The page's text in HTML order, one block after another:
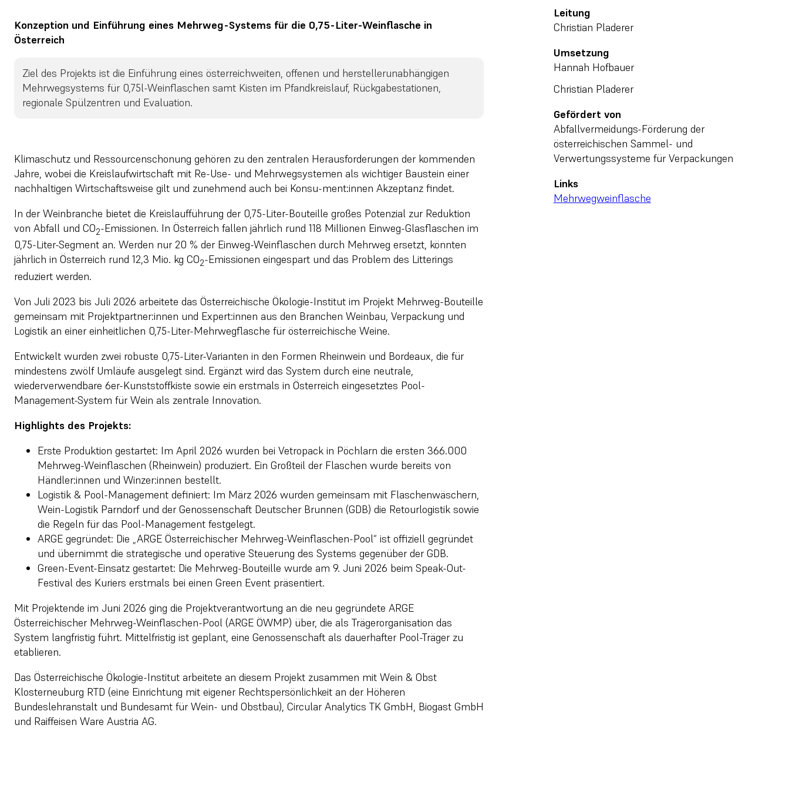
Konzeption und Einführung eines Mehrweg-Systems für die 0,75-Liter-Weinflasche in
Österreich
Ziel des Projekts ist die Einführung eines österreichweiten, offenen und herstellerunabhängigen
Mehrwegsystems für 0,75l-Weinflaschen samt Kisten im Pfandkreislauf, Rückgabestationen,
regionale Spülzentren und Evaluation.
Klimaschutz und Ressourcenschonung gehören zu den zentralen Herausforderungen der kommenden
Jahre, wobei die Kreislaufwirtschaft mit Re-Use- und Mehrwegsystemen als wichtiger Baustein einer
nachhaltigen Wirtschaftsweise gilt und zunehmend auch bei Konsu-ment:innen Akzeptanz findet.
In der Weinbranche bietet die Kreislaufführung der 0,75-Liter-Bouteille großes Potenzial zur Reduktion
von Abfall und CO2-Emissionen. In Österreich fallen jährlich rund 118 Millionen Einweg-Glasflaschen im
0,75-Liter-Segment an. Werden nur 20 % der Einweg-Weinflaschen durch Mehrweg ersetzt, könnten
jährlich in Österreich rund 12,3 Mio. kg CO2-Emissionen eingespart und das Problem des Litterings
reduziert werden.
Von Juli 2023 bis Juli 2026 arbeitete das Österreichische Ökologie-Institut im Projekt Mehrweg-Bouteille
gemeinsam mit Projektpartner:innen und Expert:innen aus den Branchen Weinbau, Verpackung und
Logistik an einer einheitlichen 0,75-Liter-Mehrwegflasche für österreichische Weine.
Entwickelt wurden zwei robuste 0,75-Liter-Varianten in den Formen Rheinwein und Bordeaux, die für
mindestens zwölf Umläufe ausgelegt sind. Ergänzt wird das System durch eine neutrale,
wiederverwendbare 6er-Kunststoffkiste sowie ein erstmals in Österreich eingesetztes Pool-
Management-System für Wein als zentrale Innovation.
Highlights des Projekts:
Erste Produktion gestartet: Im April 2026 wurden bei Vetropack in Pöchlarn die ersten 366.000
Mehrweg-Weinflaschen (Rheinwein) produziert. Ein Großteil der Flaschen wurde bereits von
Händler:innen und Winzer:innen bestellt.
Logistik & Pool-Management definiert: Im März 2026 wurden gemeinsam mit Flaschenwäschern,
Wein-Logistik Parndorf und der Genossenschaft Deutscher Brunnen (GDB) die Retourlogistik sowie
die Regeln für das Pool-Management festgelegt.
ARGE gegründet: Die „ARGE Österreichischer Mehrweg-Weinflaschen-Pool“ ist offiziell gegründet
und übernimmt die strategische und operative Steuerung des Systems gegenüber der GDB.
Green-Event-Einsatz gestartet: Die Mehrweg-Bouteille wurde am 9. Juni 2026 beim Speak-Out-
Festival des Kuriers erstmals bei einen Green Event präsentiert.
Mit Projektende im Juni 2026 ging die Projektverantwortung an die neu gegründete ARGE
Österreichischer Mehrweg-Weinflaschen-Pool (ARGE ÖWMP) über, die als Trägerorganisation das
System langfristig führt. Mittelfristig ist geplant, eine Genossenschaft als dauerhafter Pool-Träger zu
etablieren.
Das Österreichische Ökologie-Institut arbeitete an diesem Projekt zusammen mit Wein & Obst
Klosterneuburg RTD (eine Einrichtung mit eigener Rechtspersönlichkeit an der Höheren
Bundeslehranstalt und Bundesamt für Wein- und Obstbau), Circular Analytics TK GmbH, Biogast GmbH
und Raiffeisen Ware Austria AG.
Leitung
Christian Pladerer
Umsetzung
Hannah Hofbauer
Christian Pladerer
Gefördert von
Abfallvermeidungs-Förderung der
österreichischen Sammel- und
Verwertungssysteme für Verpackungen
Links
Mehrwegweinflasche